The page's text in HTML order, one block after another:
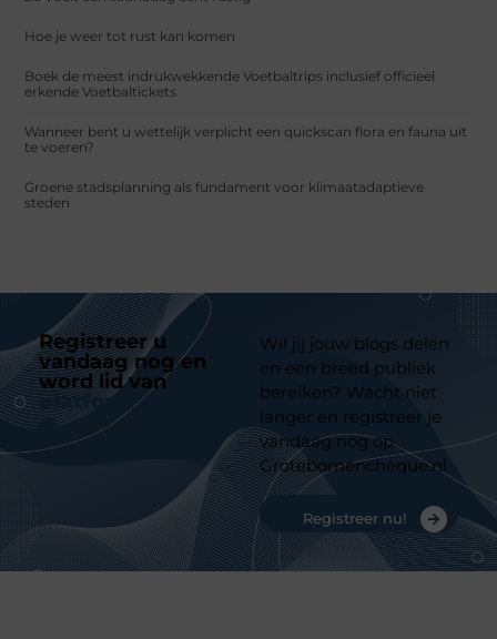
Hoe je weer tot rust kan komen
Boek de meest indrukwekkende Voetbaltrips inclusief officieel
erkende Voetbaltickets
Wanneer bent u wettelijk verplicht een quickscan flora en fauna uit
te voeren?
Groene stadsplanning als fundament voor klimaatadaptieve
steden
Registreer u
vandaag nog en
word lid van
platform
Wil jij jouw blogs delen
en een breed publiek
bereiken? Wacht niet
langer en registreer je
vandaag nog op
Grotebomencheque.nl
Registreer nu!